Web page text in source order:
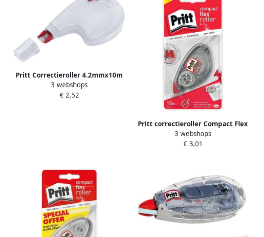
Pritt Correctieroller 4.2mmx10m
eco flex
3 webshops
€ 2,52
Pritt correctieroller Compact Flex
4 2 mm x 10 m op blister
3 webshops
€ 3,01